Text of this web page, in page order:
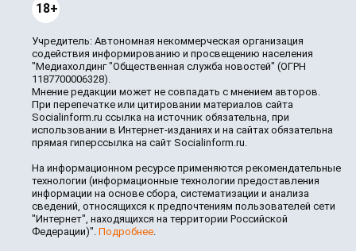
18+
Учредитель: Автономная некоммерческая организация
содействия информированию и просвещению населения
"Медиахолдинг "Общественная служба новостей" (ОГРН
1187700006328).
Мнение редакции может не совпадать с мнением авторов.
При перепечатке или цитировании материалов сайта
Socialinform.ru ссылка на источник обязательна, при
использовании в Интернет-изданиях и на сайтах обязательна
прямая гиперссылка на сайт Socialinform.ru.
На информационном ресурсе применяются рекомендательные
технологии (информационные технологии предоставления
информации на основе сбора, систематизации и анализа
сведений, относящихся к предпочтениям пользователей сети
"Интернет", находящихся на территории Российской
Федерации)". Подробнее.